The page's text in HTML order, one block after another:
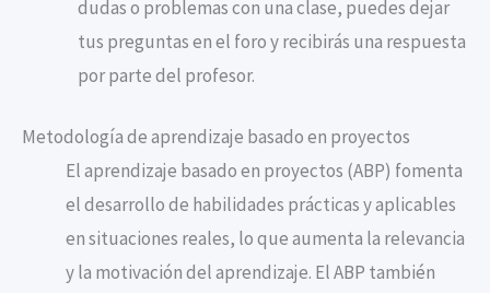
dudas o problemas con una clase, puedes dejar
tus preguntas en el foro y recibirás una respuesta
por parte del profesor.
Metodología de aprendizaje basado en proyectos
El aprendizaje basado en proyectos (ABP) fomenta
el desarrollo de habilidades prácticas y aplicables
en situaciones reales, lo que aumenta la relevancia
y la motivación del aprendizaje. El ABP también